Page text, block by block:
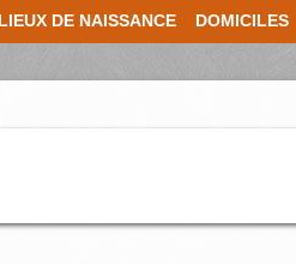
LIEUX DE NAISSANCE DOMICILES